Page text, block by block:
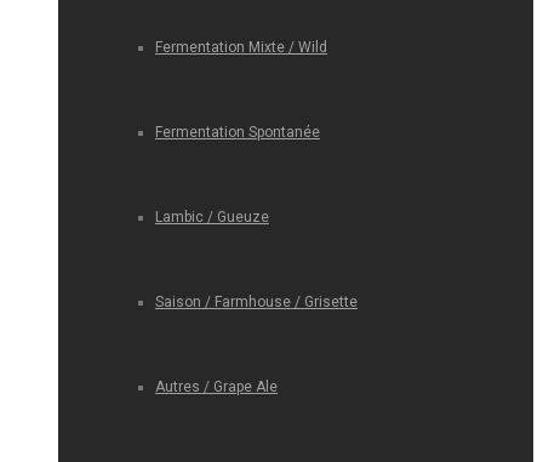
Fermentation Mixte / Wild
Fermentation Spontanée
Lambic / Gueuze
Saison / Farmhouse / Grisette
Autres / Grape Ale